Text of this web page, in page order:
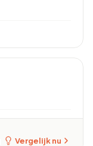
Vergelijk nu